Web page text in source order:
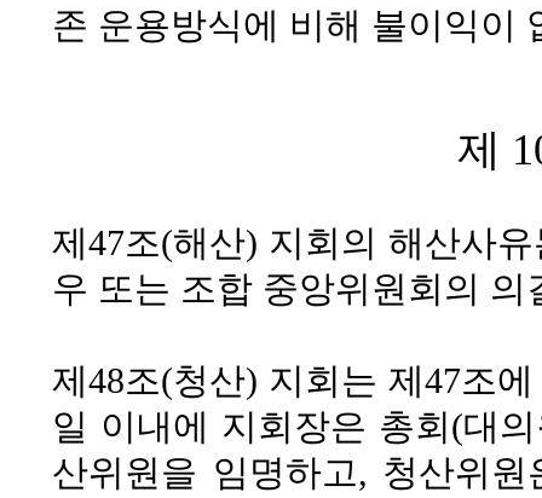
존 운용방식에 비해 불이익이
제
제47조(해산) 지회의 해산사
우 또는 조합 중앙위원회의
제48조(청산) 지회는 제47조
일 이내에 지회장은 총회(대
산위원을 임명하고, 청산위